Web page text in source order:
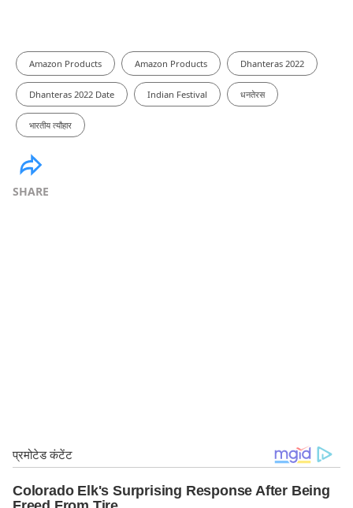
Amazon Products Amazon Products Dhanteras 2022
Dhanteras 2022 Date Indian Festival धनतेरस
भारतीय त्यौहार
SHARE